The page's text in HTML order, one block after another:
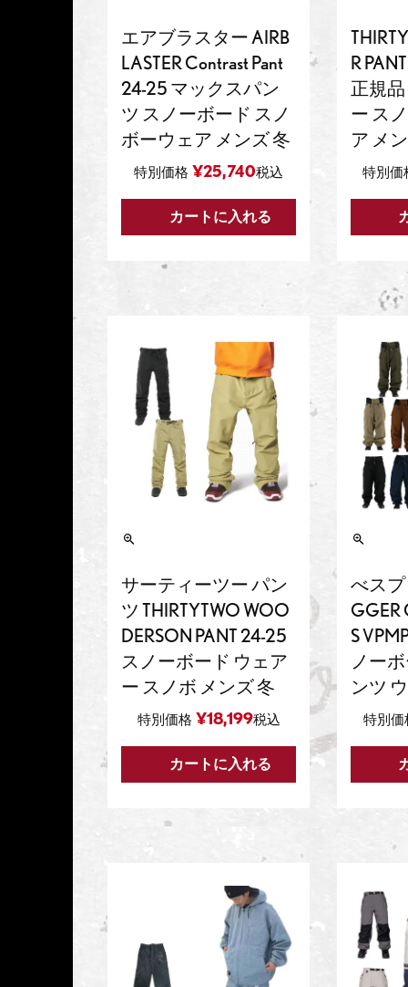
エアブラスター AIRB
LASTER Contrast Pant
24-25 マックスパン
ツ スノーボード スノ
ボーウェア メンズ 冬
特別価格 ¥25,740税込
カートに入れる
R
正規
ー ス
ア メ
特別価
サーティーツー パン
ツ THIRTYTWO WOO
DERSON PANT 24-25
スノーボード ウェア
ー スノボ メンズ 冬
特別価格 ¥18,199税込
カートに入れる
べスプ
GGER
S
ノー
ンツ
特別価